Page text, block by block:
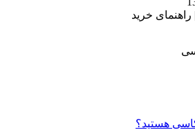
راهنمای خرید
هستید؟